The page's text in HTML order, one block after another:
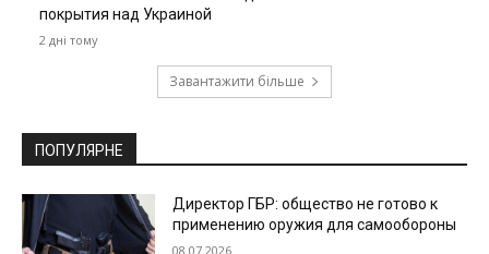
покрытия над Украиной
2 дні тому
Завантажити більше
ПОПУЛЯРНЕ
Директор ГБР: общество не готово к
применению оружия для самообороны
08.07.2026